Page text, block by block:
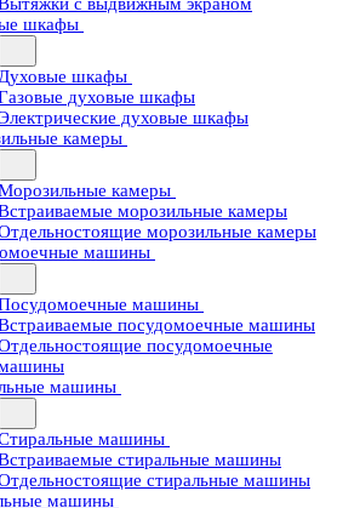
шкафы
Духовые шкафы
духовые шкафы
духовые шкафы
камеры
камеры
морозильные камеры
морозильные камеры
машины
машины
посудомоечные машины
посудомоечные
машины
машины
стиральные машины
стиральные машины
машины